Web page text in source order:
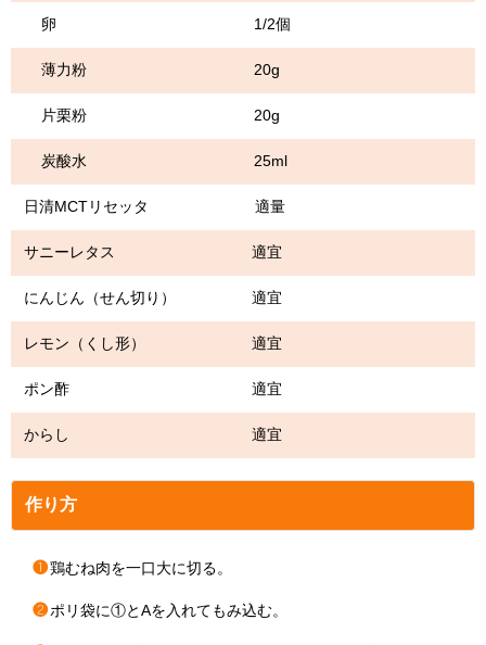
卵 1/2個
薄力粉 20g
片栗粉 20g
炭酸水 25ml
日清MCTリセッタ 適量
サニーレタス 適宜
にんじん（せん切り） 適宜
レモン（くし形） 適宜
ポン酢 適宜
からし 適宜
作り方
❶鶏むね肉を一口大に切る。
❷ ポリ袋に①とAを入れてもみ込む。